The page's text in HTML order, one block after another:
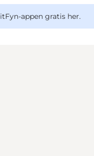
appen gratis her.